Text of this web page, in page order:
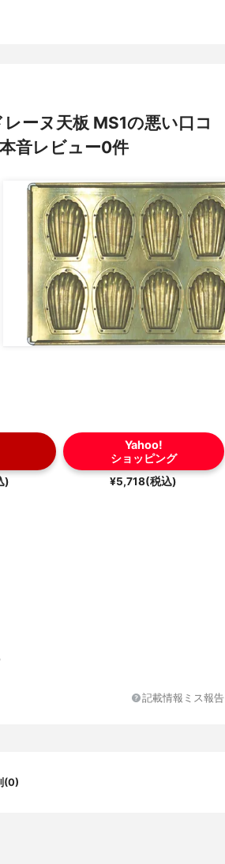
ーヌ天板 MS1の悪い口コ
音レビュー0件
)
Yahoo!
ショッピング
¥5,718(税込)
記載情報ミス報告
(0)